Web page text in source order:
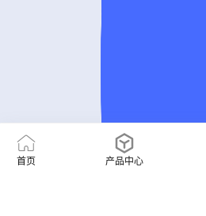
首页 产品中心